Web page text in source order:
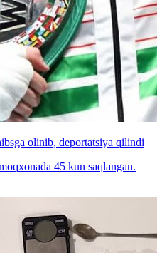
olinib, deportatsiya qilindi
45 kun saqlangan.